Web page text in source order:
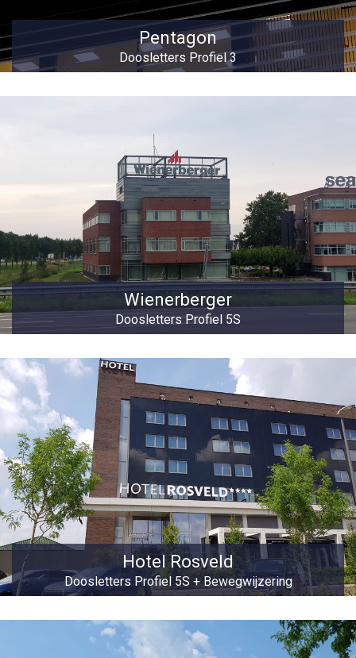
Pentagon
Doosletters Profiel 3
Wienerberger
Doosletters Profiel 5S
Hotel Rosveld
Doosletters Profiel 5S + Bewegwijzering